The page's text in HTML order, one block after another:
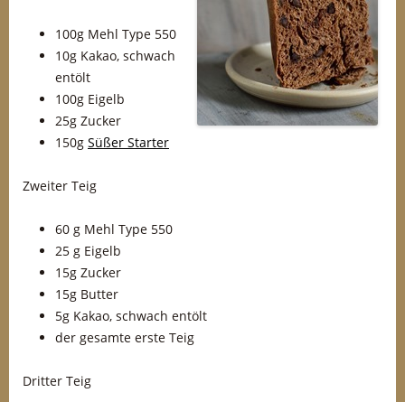
100g Mehl Type 550
10g Kakao, schwach
entölt
100g Eigelb
25g Zucker
150g Süßer Starter
Zweiter Teig
60 g Mehl Type 550
25 g Eigelb
15g Zucker
15g Butter
5g Kakao, schwach entölt
der gesamte erste Teig
Dritter Teig